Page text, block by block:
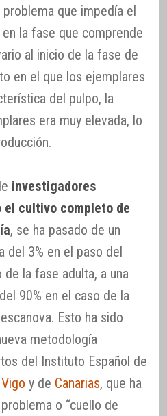
que impedía el
la fase que comprende
al inicio de la fase de
en el que los ejemplares
del pulpo, la
era muy elevada, lo
investigadores
el cultivo completo de
, se ha pasado de un
del 3% en el paso del
la fase adulta, a una
90% en el caso de la
Esto ha sido
metodología
del Instituto Español de
Vigo y de Canarias, que ha
o “cuello de